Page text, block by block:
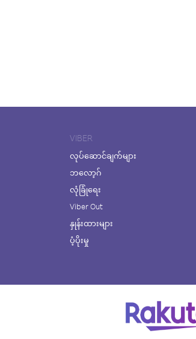
VIBER
လုပ်ဆောင်ချက်များ
ဘလော့ဂ်
လုံခြုံရေး
Viber Out
နှုန်းထားများ
ပံ့ပိုးမှု